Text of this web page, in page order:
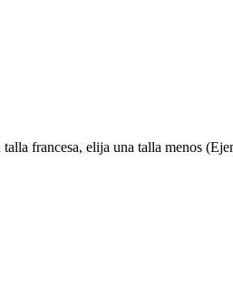
francesa, elija una talla menos